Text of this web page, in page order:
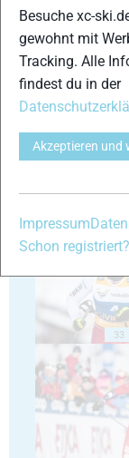
33
Besuche xc-
gewohnt mit
Tracking. Alle
findest du in der
Akzeptieren und
Impressum
Schon